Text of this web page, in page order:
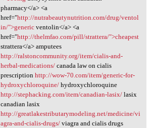
pharmacy</a> <a
href="http://nutrabeautynutrition.com/drug/ventol
in/">genericventolin</a> <a
href="http://thelmfao.com/pill/strattera/">cheapest
strattera</a> amputees
http://ralstoncommunity.org/item/cialis-and-
herbal-medications/canada law on cialis
prescription http://wow-70.com/item/generic-for-
hydroxychloroquine/hydroxychloroquine
http://stephacking.com/item/canadian-lasix/lasix
canadian lasix
http://greatlakestributarymodeling.net/medicine/vi
agra-and-cialis-drugs/viagra and cialis drugs